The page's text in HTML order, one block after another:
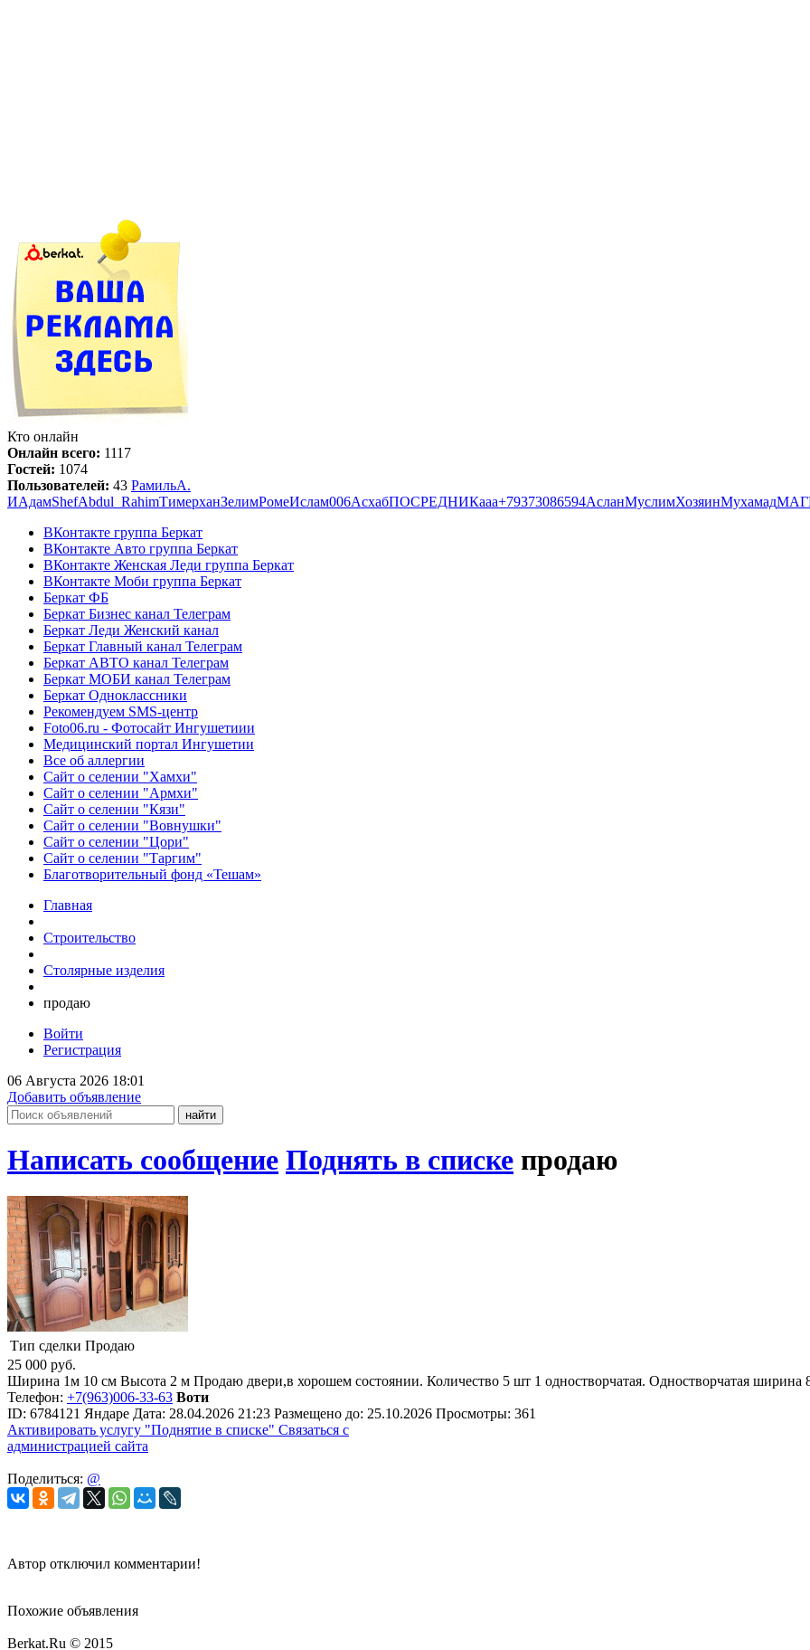
Кто онлайн
Онлайн всего: 1117
Гостей: 1074
Пользователей: 43 РамильА.
ИАдамShefAbdul_RahimТимерханЗелимРомеИслам006АсхабПОСРЕДНИКaaa+79373086594АсланМуслимХозяинМухамад
ВКонтакте группа Беркат
ВКонтакте Авто группа Беркат
ВКонтакте Женская Леди группа Беркат
ВКонтакте Моби группа Беркат
Беркат ФБ
Беркат Бизнес канал Телеграм
Беркат Леди Женский канал
Беркат Главный канал Телеграм
Беркат АВТО канал Телеграм
Беркат МОБИ канал Телеграм
Беркат Одноклассники
Рекомендуем SMS-центр
Foto06.ru - Фотосайт Ингушетиии
Медицинский портал Ингушетии
Все об аллергии
Сайт о селении "Хамхи"
Сайт о селении "Армхи"
Сайт о селении "Кязи"
Сайт о селении "Вовнушки"
Сайт о селении "Цори"
Сайт о селении "Таргим"
Благотворительный фонд «Тешам»
Главная
Строительство
Столярные изделия
продаю
Войти
Регистрация
06 Августа 2026 18:01
Добавить объявление
Написать сообщение Поднять в списке продаю
Тип сделки Продаю
25 000 руб.
Ширина 1м 10 см Высота 2 м Продаю двери,в хорошем состоянии. Количество 5 шт 1 одностворчатая. Одностворчатая ширина
Телефон: +7(963)006-33-63 Воти
ID: 6784121 Яндаре Дата: 28.04.2026 21:23 Размещено до: 25.10.2026 Просмотры: 361
Активировать услугу "Поднятие в списке" Связаться с
администрацией сайта
Поделиться: @
Автор отключил комментарии!
Похожие объявления
Berkat.Ru © 2015